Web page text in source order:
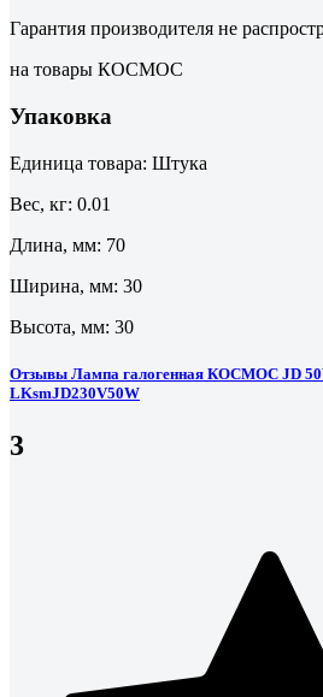
Гарантия производителя не
на товары КОСМОС
Упаковка
Единица товара: Штука
Вес, кг: 0.01
Длина, мм: 70
Ширина, мм: 30
Высота, мм: 30
Отзывы Лампа галогенная КОСМОС JD
LKsmJD230V50W
3